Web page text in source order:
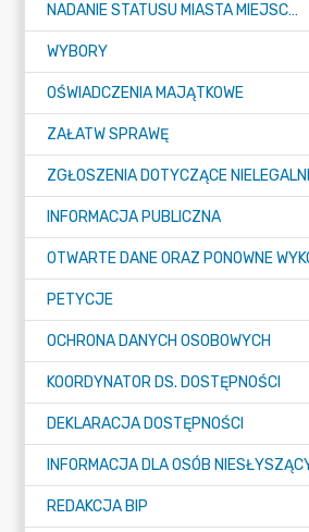
NADANIE STATUSU MIASTA MIEJSCOWOŚCI KIKÓŁ
WYBORY
OŚWIADCZENIA MAJĄTKOWE
ZAŁATW SPRAWĘ
INFORMACJA PUBLICZNA
PETYCJE
OCHRONA DANYCH OSOBOWYCH
KOORDYNATOR DS. DOSTĘPNOŚCI
DEKLARACJA DOSTĘPNOŚCI
REDAKCJA BIP